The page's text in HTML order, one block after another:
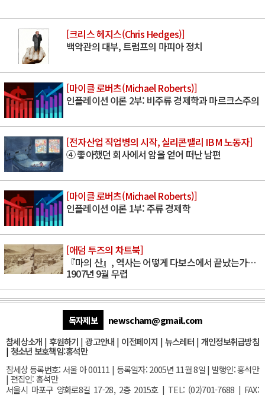
[크리스 헤지스(Chris Hedges)]
백악관의 대부, 트럼프의 마피아 정치
[마이클 로버츠(Michael Roberts)]
인플레이션 이론 2부: 비주류 경제학과 마르크스주의
[전자산업 직업병의 시작, 실리콘밸리 IBM 노동자]
④ 좋아했던 회사에서 암을 얻어 떠난 남편
[마이클 로버츠(Michael Roberts)]
인플레이션 이론 1부: 주류 경제학
[애덤 투즈의 차트북]
『마의 산』, 역사는 어떻게 다보스에서 끝났는가…
1907년 9월 무렵
독자제보
newscham@gmail.com
참세상소개 | 후원하기 |광고안내 | 이전페이지 | 뉴스레터| 개인정보취급방침
| 청소년 보호책임:홍석만
참세상 등록번호: 서울 아 00111 | 등록일자: 2005년 11월 8일 | 발행인: 홍석만
| 편집인: 홍석만
서울시 마포구 양화로8길 17-28, 2층 2015호| TEL: (02)701-7688 | FAX: